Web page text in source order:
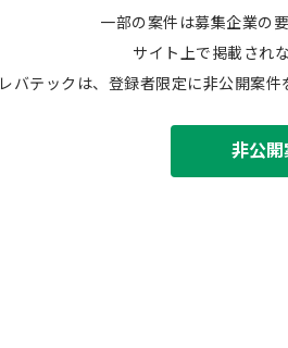
一部の案件は募集企業の
サイト上で掲載され
レバテックは、登録者限定に非公開案
非公